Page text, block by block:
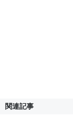
関連記事